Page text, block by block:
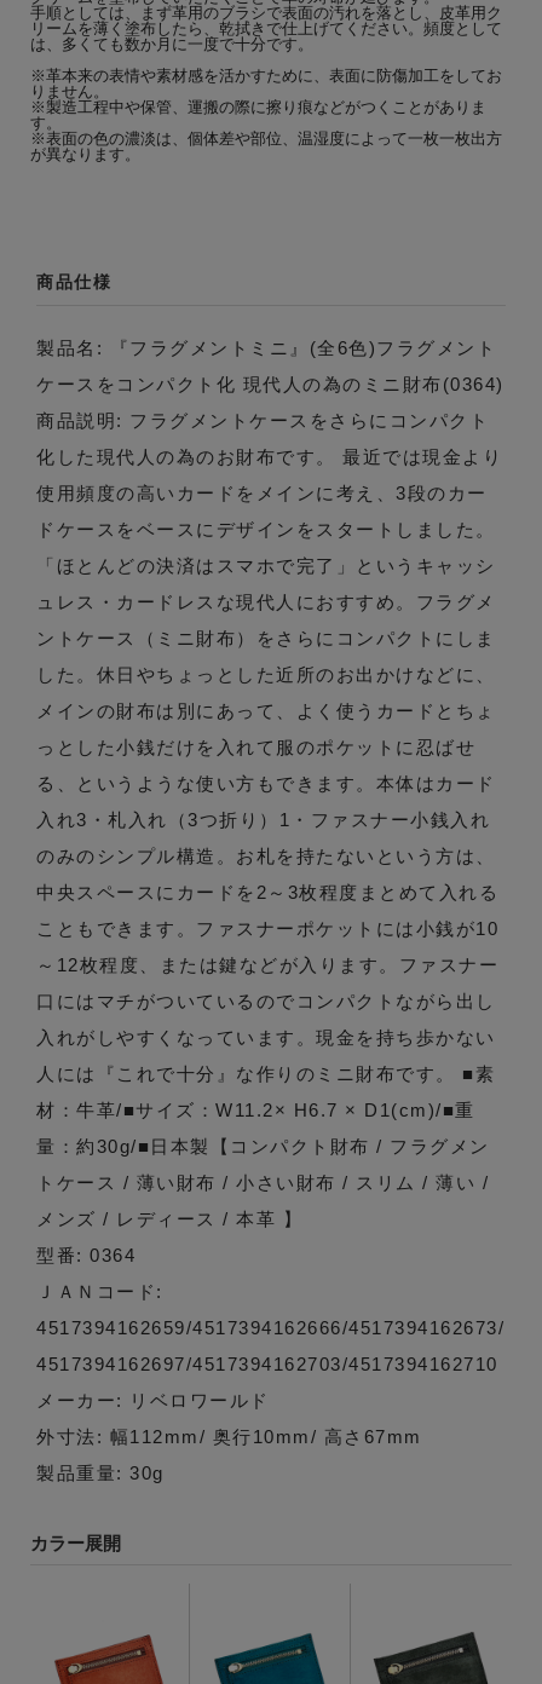
手順としては、まず革用のブラシで表面の汚れを落とし、皮革用ク
リームを薄く塗布したら、乾拭きで仕上げてください。頻度として
は、多くても数か月に一度で十分です。
※革本来の表情や素材感を活かすために、表面に防傷加工をしてお
りません。
※製造工程中や保管、運搬の際に擦り痕などがつくことがありま
す。
※表面の色の濃淡は、個体差や部位、温湿度によって一枚一枚出方
が異なります。
商品仕様
製品名: 『フラグメントミニ』(全6色)フラグメント
ケースをコンパクト化 現代人の為のミニ財布(0364)
商品説明: フラグメントケースをさらにコンパクト
化した現代人の為のお財布です。 最近では現金より
使用頻度の高いカードをメインに考え、3段のカー
ドケースをベースにデザインをスタートしました。
「ほとんどの決済はスマホで完了」というキャッシ
ュレス・カードレスな現代人におすすめ。フラグメ
ントケース（ミニ財布）をさらにコンパクトにしま
した。休日やちょっとした近所のお出かけなどに、
メインの財布は別にあって、よく使うカードとちょ
っとした小銭だけを入れて服のポケットに忍ばせ
る、というような使い方もできます。本体はカード
入れ3・札入れ（3つ折り）1・ファスナー小銭入れ
のみのシンプル構造。お札を持たないという方は、
中央スペースにカードを2～3枚程度まとめて入れる
こともできます。ファスナーポケットには小銭が10
～12枚程度、または鍵などが入ります。ファスナー
口にはマチがついているのでコンパクトながら出し
入れがしやすくなっています。現金を持ち歩かない
人には『これで十分』な作りのミニ財布です。 ■素
材：牛革/■サイズ：W11.2× H6.7 × D1(cm)/■重
量：約30g/■日本製【コンパクト財布 / フラグメン
トケース / 薄い財布 / 小さい財布 / スリム / 薄い /
メンズ / レディース / 本革 】
型番: 0364
ＪＡＮコード:
4517394162659/4517394162666/4517394162673/
4517394162697/4517394162703/4517394162710
メーカー: リベロワールド
外寸法: 幅112mm/ 奥行10mm/ 高さ67mm
製品重量: 30g
カラー展開